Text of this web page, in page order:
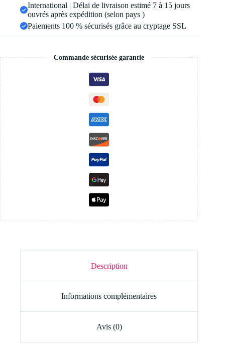
International | Délai de livraison estimé 7 à 15 jours
ouvrés après expédition (selon pays )
Paiements 100 % sécurisés grâce au cryptage SSL
Commande sécurisée garantie
Description
Informations complémentaires
Avis (0)